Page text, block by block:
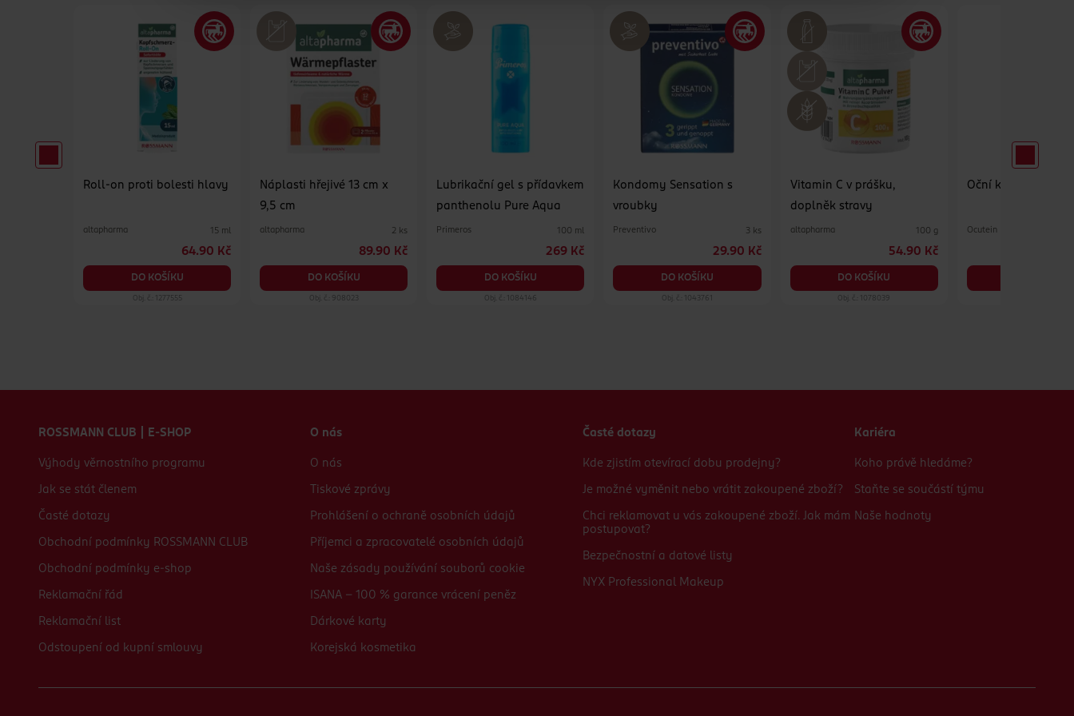
Roll-on proti bolesti hlavy
altapharma 15 ml
64.90 Kč
DO KOŠÍKU
Obj. č.: 1277555
Náplasti hřejivé 13 cm x
9,5 cm
altapharma 2 ks
89.90 Kč
DO KOŠÍKU
Obj. č.: 908023
Lubrikační gel s přídavkem
panthenolu Pure Aqua
Primeros 100 ml
269 Kč
DO KOŠÍKU
Obj. č.: 1084146
Kondomy Sensation s
vroubky
Preventivo 3 ks
29.90 Kč
DO KOŠÍKU
Obj. č.: 1043761
Vitamin C v prášku,
doplněk stravy
altapharma 100 g
54.90 Kč
DO KOŠÍKU
Obj. č.: 1078039
Oční kapky
Ocutein
ROSSMANN CLUB | E-SHOP
Výhody věrnostního programu
Jak se stát členem
Časté dotazy
Obchodní podmínky ROSSMANN CLUB
Obchodní podmínky e-shop
Reklamační řád
Reklamační list
Odstoupení od kupní smlouvy
O nás
O nás
Tiskové zprávy
Prohlášení o ochraně osobních údajů
Příjemci a zpracovatelé osobních údajů
Naše zásady používání souborů cookie
ISANA - 100 % garance vrácení peněz
Dárkové karty
Korejská kosmetika
Časté dotazy
Kde zjistím otevírací dobu prodejny?
Je možné vyměnit nebo vrátit zakoupené zboží?
Chci reklamovat u vás zakoupené zboží. Jak mám
postupovat?
Bezpečnostní a datové listy
NYX Professional Makeup
Kariéra
Koho právě hledáme?
Staňte se součástí týmu
Naše hodnoty